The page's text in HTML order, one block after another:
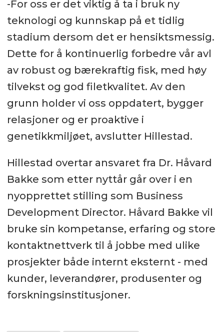
-For oss er det viktig å ta i bruk ny
teknologi og kunnskap på et tidlig
stadium dersom det er hensiktsmessig.
Dette for å kontinuerlig forbedre vår avl
av robust og bærekraftig fisk, med høy
tilvekst og god filetkvalitet. Av den
grunn holder vi oss oppdatert, bygger
relasjoner og er proaktive i
genetikkmiljøet, avslutter Hillestad.
Hillestad overtar ansvaret fra Dr. Håvard
Bakke som etter nyttår går over i en
nyopprettet stilling som Business
Development Director. Håvard Bakke vil
bruke sin kompetanse, erfaring og store
kontaktnettverk til å jobbe med ulike
prosjekter både internt eksternt - med
kunder, leverandører, produsenter og
forskningsinstitusjoner.